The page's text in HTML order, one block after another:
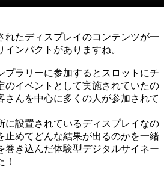
れたディスプレイのコンテンツが一
ンパクトがありますね。
プラリーに参加するとスロットにチ
のイベントとして実施されていたの
さんを中心に多くの人が参加されて
に設置されているディスプレイなの
止めてどんな結果が出るのかを一緒
巻き込んだ体験型デジタルサイネー